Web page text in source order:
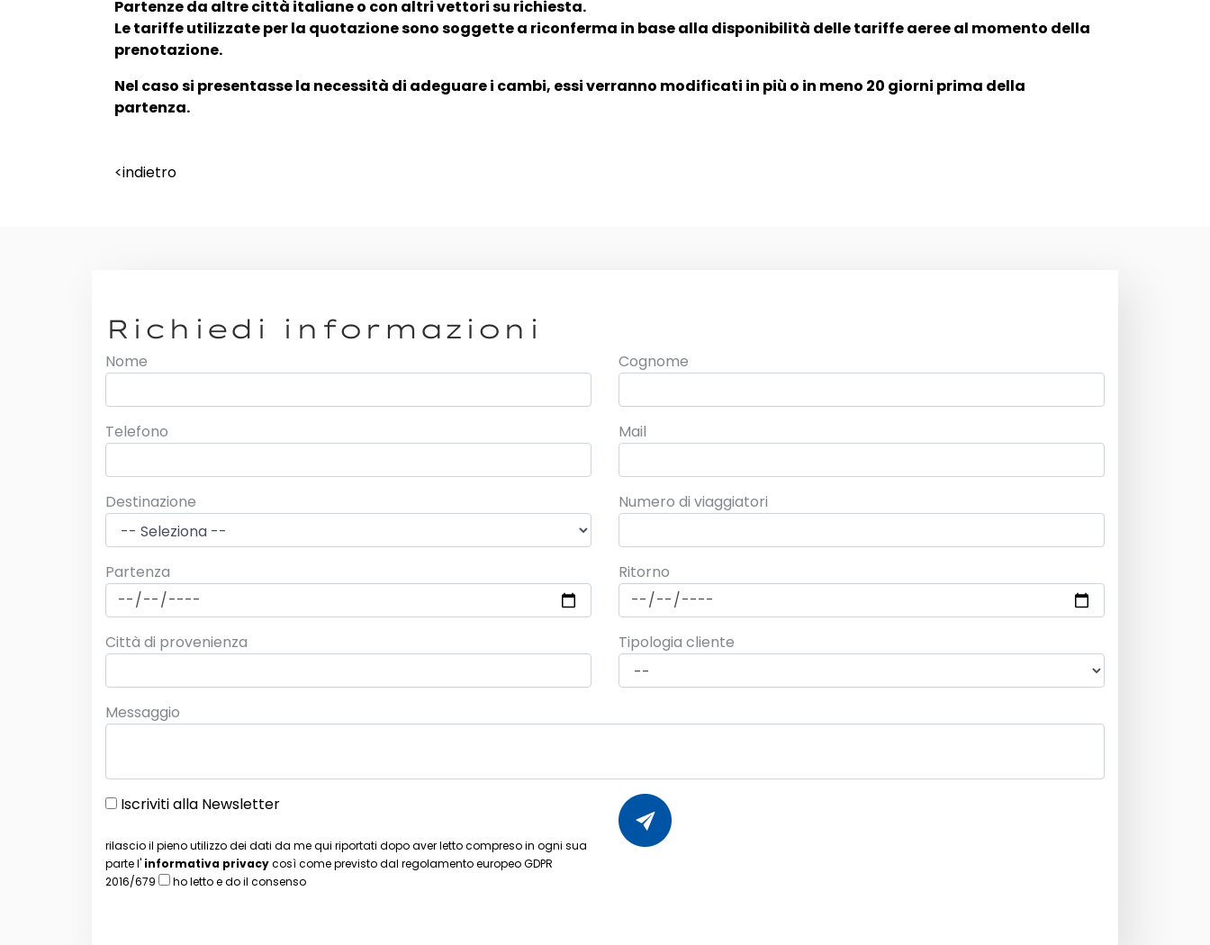
Partenze da altre città italiane o con altri vettori su richiesta.
Le tariffe utilizzate per la quotazione sono soggette a riconferma in base alla disponibilità delle tariffe aeree al momento della
prenotazione.
Nel caso si presentasse la necessità di adeguare i cambi, essi verranno modificati in più o in meno 20 giorni prima della
partenza.
<indietro
Richiedi informazioni
Nome
Telefono
Destinazione
Partenza
Città di provenienza
Cognome
Mail
Numero di viaggiatori
Ritorno
Tipologia cliente
Messaggio
Iscriviti alla Newsletter
rilascio il pieno utilizzo dei dati da me qui riportati dopo aver letto compreso in ogni sua
parte l' informativa privacycosì come previsto dal regolamento europeo GDPR
2016/679
ho letto e do il consenso